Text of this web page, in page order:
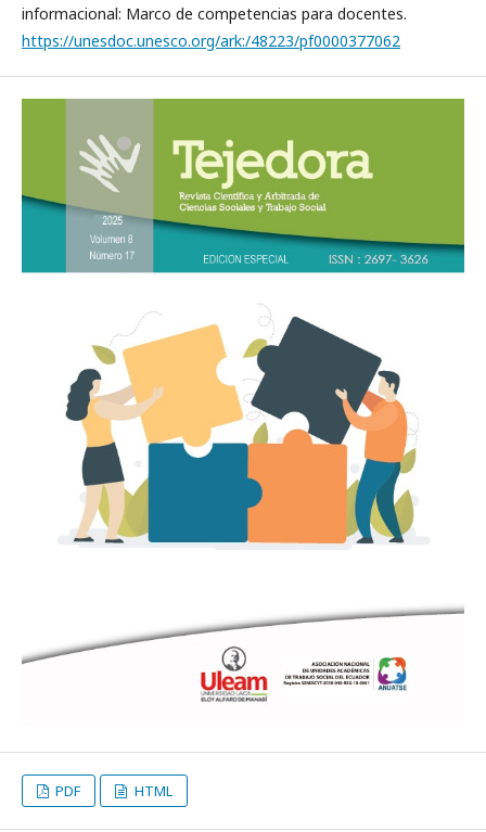
informacional: Marco de competencias para docentes.
https://unesdoc.unesco.org/ark:/48223/pf0000377062
PDF HTML